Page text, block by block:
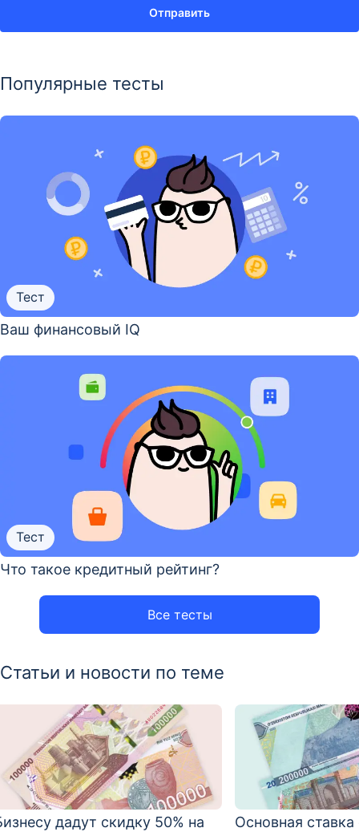
Отправить
Популярные тесты
Все тесты
Тест
Ваш финансовый IQ
Тест
Что такое кредитный рейтинг?
Статьи и новости по теме
дадут скидку 50% на
Основная ставка